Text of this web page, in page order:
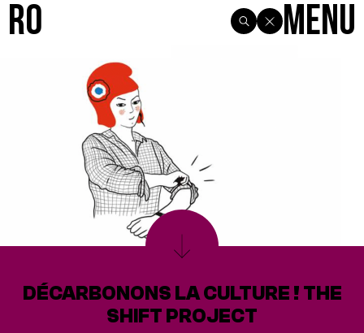
R0 Menu
DÉCARBONONS LA CULTURE ! THE
SHIFT PROJECT